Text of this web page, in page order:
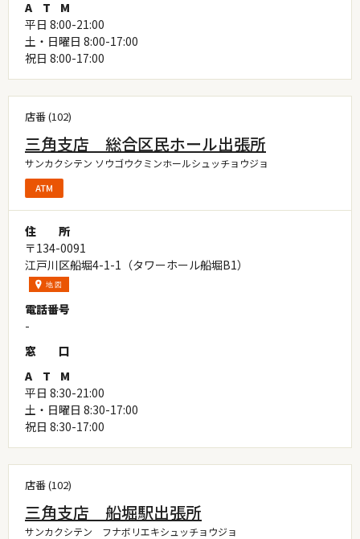
A T
M
平日 8:00-21:00
土・日曜日 8:00-17:00
祝日 8:00-17:00
店番 (102)
三角支店 総合区民ホール出張所
サンカクシテン ソウゴウクミンホールシュッチョウジョ
住
所
〒134-0091
江戸川区船堀4-1-1（タワーホール船堀B1）
電話番号
-
窓
口
A
T
M
平日 8:30-21:00
土・日曜日 8:30-17:00
祝日 8:30-17:00
店番 (102)
三角支店 船堀駅出張所
サンカクシテン フナボリエキシュッチョウジョ